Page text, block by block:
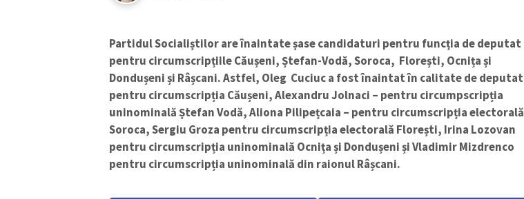
Partidul Socialiștilor are înaintate șase candidaturi pentru funcția de deputat
pentru circumscripțiile Căușeni, Ștefan-Vodă, Soroca, Florești, Ocnița și
Dondușeni și Râșcani. Astfel, Oleg Cuciuc a fost înaintat în calitate de deputat
pentru circumscripția Căușeni, Alexandru Jolnaci – pentru circumpscripția
uninominală Ștefan Vodă, Aliona Pilipețcaia – pentru circumscripția electorală
Soroca, Sergiu Groza pentru circumscripția electorală Florești, Irina Lozovan
pentru circumscripția uninominală Ocnița și Dondușeni și Vladimir Mizdrenco
pentru circumscripția uninominală din raionul Râșcani.